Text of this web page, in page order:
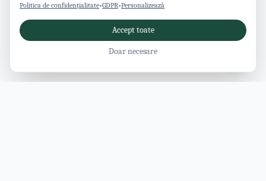
Politica de confidențialitate•GDPR•Personalizează
Accept toate
Doar necesare